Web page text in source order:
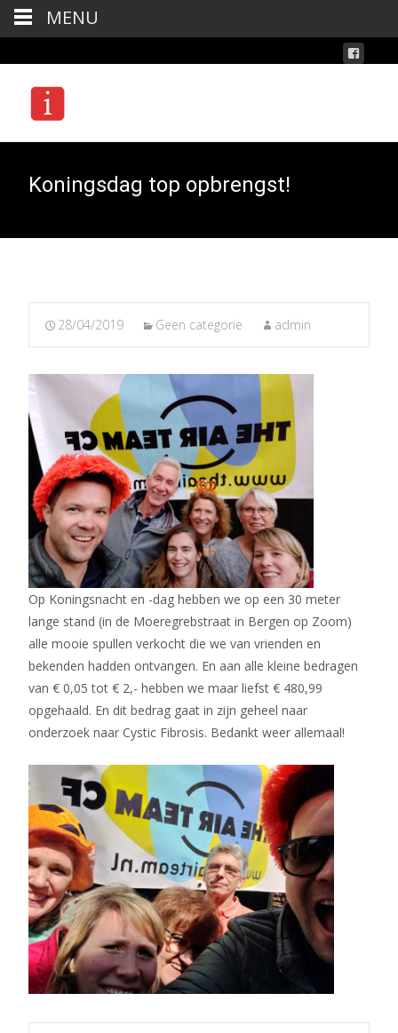
Koningsdag top opbrengst!
28/04/2019 Geen categorie admin
Op Koningsnacht en -dag hebben we op een 30 meter
lange stand (in de Moeregrebstraat in Bergen op Zoom)
alle mooie spullen verkocht die we van vrienden en
bekenden hadden ontvangen. En aan alle kleine bedragen
van € 0,05 tot € 2,- hebben we maar liefst € 480,99
opgehaald. En dit bedrag gaat in zijn geheel naar
onderzoek naar Cystic Fibrosis. Bedankt weer allemaal!
MENU